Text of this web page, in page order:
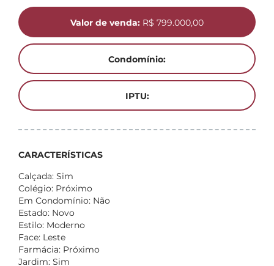
Valor de venda: R$ 799.000,00
Condomínio:
IPTU:
CARACTERÍSTICAS
Calçada: Sim
Colégio: Próximo
Em Condomínio: Não
Estado: Novo
Estilo: Moderno
Face: Leste
Farmácia: Próximo
Jardim: Sim